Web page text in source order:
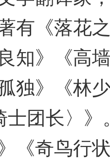
有《落花
良知》《高
独》《林
士团长〉
《奇鸟行